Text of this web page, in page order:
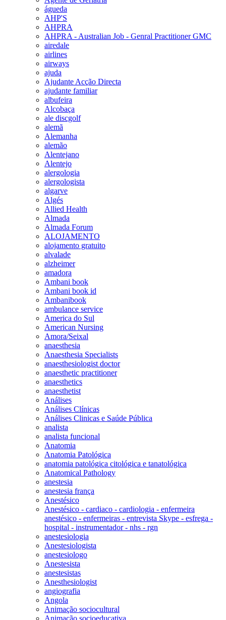
águeda
AHP'S
AHPRA
AHPRA - Australian Job - Genral Practitioner GMC
airedale
airlines
airways
ajuda
Ajudante Acção Directa
ajudante familiar
albufeira
Alcobaça
ale discgolf
alemã
Alemanha
alemão
Alentejano
Alentejo
alergologia
alergologista
algarve
Algés
Allied Health
Almada
Almada Forum
ALOJAMENTO
alojamento gratuito
alvalade
alzheimer
amadora
Ambani book
Ambani book id
Ambanibook
ambulance service
America do Sul
American Nursing
Amora/Seixal
anaesthesia
Anaesthesia Specialists
anaesthesiologist doctor
anaesthetic practitioner
anaesthetics
anaesthetist
Análises
Análises Clínicas
Análises Clinicas e Saúde Pública
analista
analista funcional
Anatomia
Anatomia Patológica
anatomia patológica citológica e tanatológica
Anatomical Pathology
anestesia
anestesia frança
Anestésico
Anestésico - cardiaco - cardiologia - enfermeira
anestésico - enfermeiras - entrevista Skype - esfrega -
hospital - instrumentador - nhs - rgn
anestesiologia
Anestesiologista
anestesiologo
Anestesista
anestesistas
Anesthesiologist
angiografia
Angola
Animação sociocultural
Animação socioeducativa